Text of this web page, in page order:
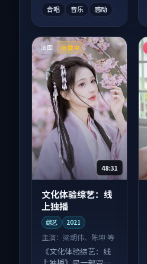
合唱 音乐 感动
法国 连载中
48:31
文化体验综艺：线
上独播
综艺 2021
主演： 梁朝伟、陈坤 等
《文化体验综艺：线